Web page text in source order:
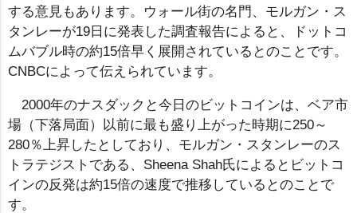
する意見もあります。ウォール街の名門、モルガン・ス
タンレーが19日に発表した調査報告によると、ドットコ
ムバブル時の約15倍早く展開されているとのことです。
CNBCによって伝えられています。
2000年のナスダックと今日のビットコインは、ベア市
場（下落局面）以前に最も盛り上がった時期に250～
280％上昇したとしており、モルガン・スタンレーのス
トラテジストである、Sheena Shah氏によるとビットコ
インの反発は約15倍の速度で推移しているとのことで
す。